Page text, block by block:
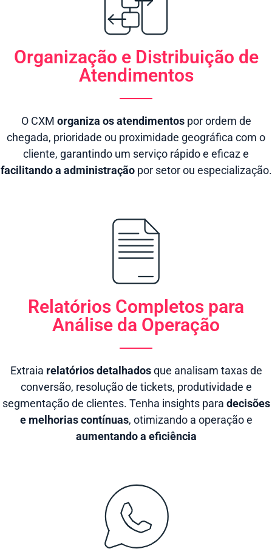
Organização e Distribuição de
Atendimentos
O CXM organiza os atendimentospor ordem de
chegada, prioridade ou proximidade geográfica com o
cliente, garantindo um serviço rápido e eficaz e
facilitando a administraçãopor setor ou especialização.
Relatórios Completos para
Análise da Operação
Extraia relatórios detalhadosque analisam taxas de
conversão, resolução de tickets, produtividade e
segmentação de clientes. Tenha insights para decisões
e melhorias contínuas, otimizando a operação e
aumentando a eficiência